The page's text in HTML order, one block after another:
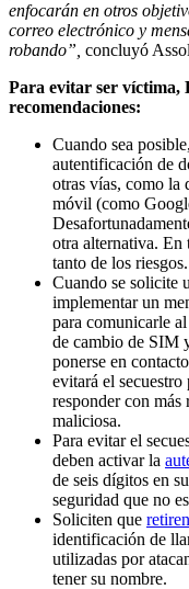
enfocarán en otros
correo electrónico y
robando”, concluyó
Para evitar ser víctima,
recomendaciones:
Cuando sea
autentificación de
otras vías, como la
móvil (como
otra alternativa. En
tanto de los riesgos.
Cuando se solicite
implementar un
para comunicarle
de cambio de SIM
ponerse en
evitará el secuestro
responder con más
maliciosa.
Para evitar el
deben activar la
de seis dígitos en
seguridad que no
Soliciten que retiren
identificación de
utilizadas por
tener su nombre.